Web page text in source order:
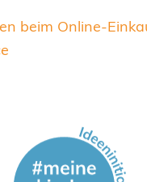
beim Online-